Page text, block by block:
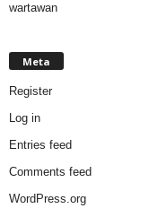
wartawan
Meta
Register
Log in
Entries feed
Comments feed
WordPress.org